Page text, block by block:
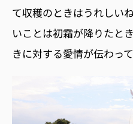
て収穫のときはうれしい
いことは初霜が降りたと
きに対する愛情が伝わって